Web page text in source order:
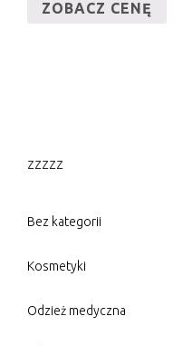
ZOBACZ CENĘ
zzzzz
Bez kategorii
Kosmetyki
Odzież medyczna